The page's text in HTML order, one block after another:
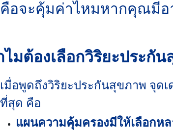
คือจะคุ้มค่าไหมหากคุณมีอ
ไมต้องเลือกวิริยะประกั
เมื่อพูดถึงวิริยะประกันสุขภาพ จุด
ที่สุด คือ
แผนความคุ้มครองมีให้เลือกห